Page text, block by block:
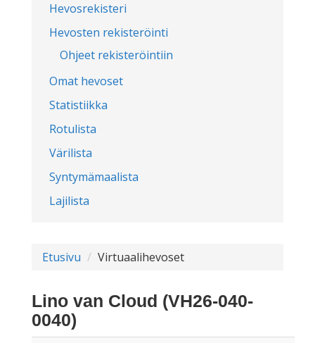
Hevosrekisteri
Hevosten rekisteröinti
Ohjeet rekisteröintiin
Omat hevoset
Statistiikka
Rotulista
Värilista
Syntymämaalista
Lajilista
Etusivu Virtuaalihevoset
Lino van Cloud (VH26-040-
0040)